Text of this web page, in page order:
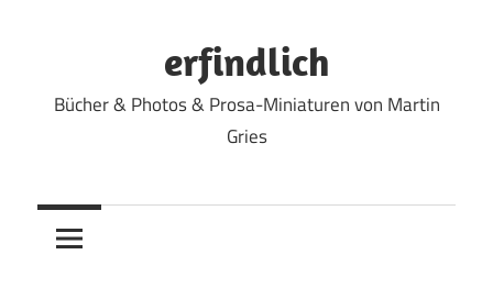
erfindlich
Bücher & Photos & Prosa-Miniaturen von Martin
Gries